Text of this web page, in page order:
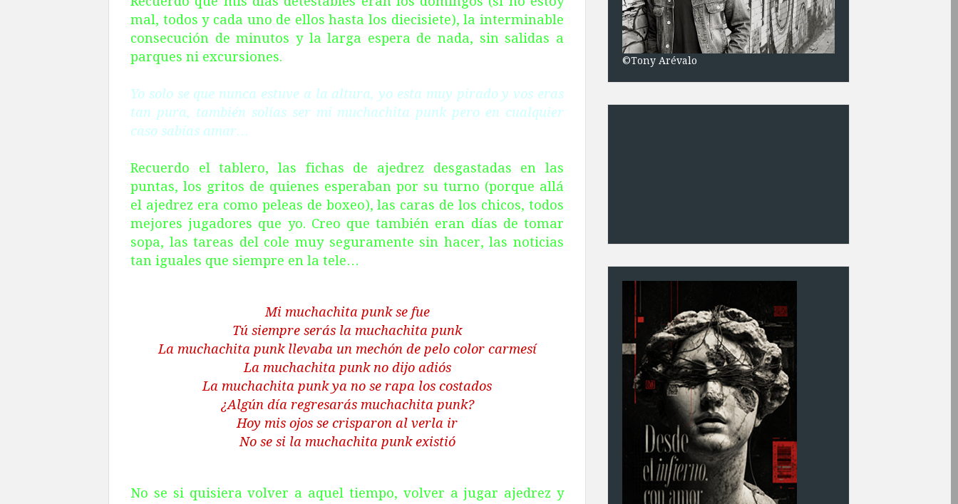
mal, todos y cada uno de ellos hasta los diecisiete), la interminable
consecución de minutos y la larga espera de nada, sin salidas a
parques ni excursiones.
Yo solo se que nunca estuve a la altura, yo esta muy pirado y vos eras
tan pura, también solías ser mi muchachita punk pero en cualquier
caso sabías amar…
Recuerdo el tablero, las fichas de ajedrez desgastadas en las
puntas, los gritos de quienes esperaban por su turno (porque allá
el ajedrez era como peleas de boxeo), las caras de los chicos, todos
mejores jugadores que yo. Creo que también eran días de tomar
sopa, las tareas del cole muy seguramente sin hacer, las noticias
tan iguales que siempre en la tele…
Mi muchachita punk se fue
Tú siempre serás la muchachita punk
La muchachita punk llevaba un mechón de pelo color carmesí
La muchachita punk no dijo adiós
La muchachita punk ya no se rapa los costados
¿Algún día regresarás muchachita punk?
Hoy mis ojos se crisparon al verla ir
No se si la muchachita punk existió
No se si quisiera volver a aquel tiempo, volver a jugar ajedrez y
©Tony Arévalo